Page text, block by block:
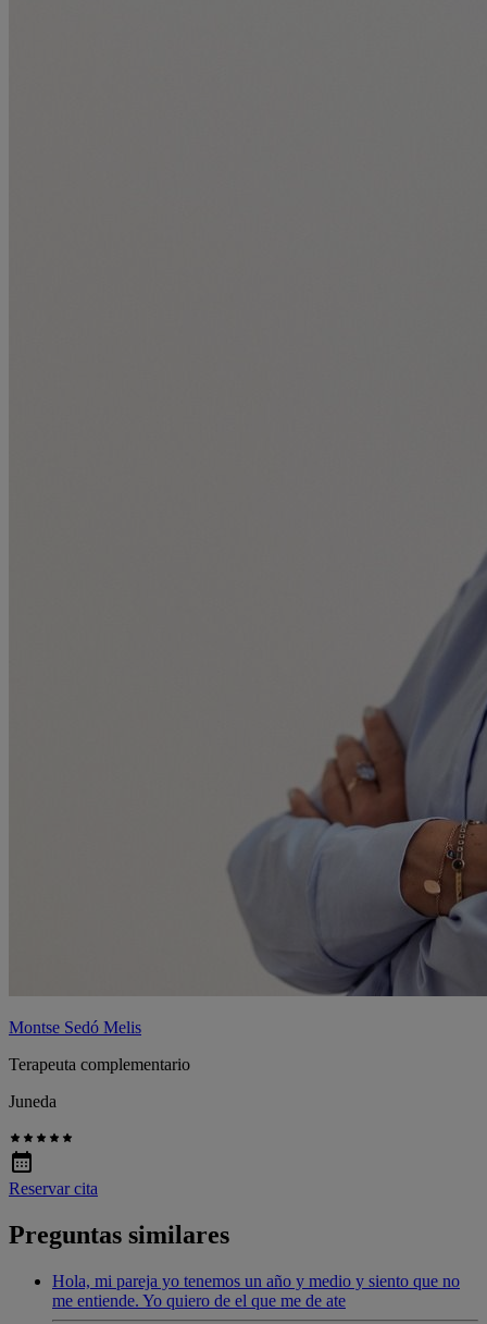
Montse Sedó Melis
Terapeuta complementario
Juneda
Reservar cita
Preguntas similares
Hola, mi pareja yo tenemos un año y medio y siento que no
me entiende. Yo quiero de el que me de ate